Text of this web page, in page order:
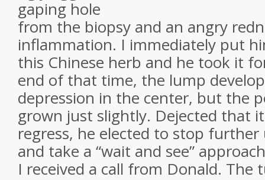
gaping hole
from the biopsy and an angry
inflammation. I immediately put
this Chinese herb and he took it
end of that time, the lump
depression in the center, but the
grown just slightly. Dejected that
regress, he elected to stop
and take a “wait and see”
I received a call from Donald. The